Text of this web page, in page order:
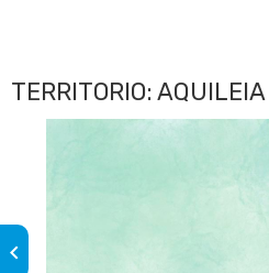
TERRITORIO:
keyboard_arrow_left